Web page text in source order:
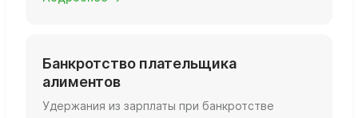
Банкротство плательщика
алиментов
Удержания из зарплаты при банкротстве